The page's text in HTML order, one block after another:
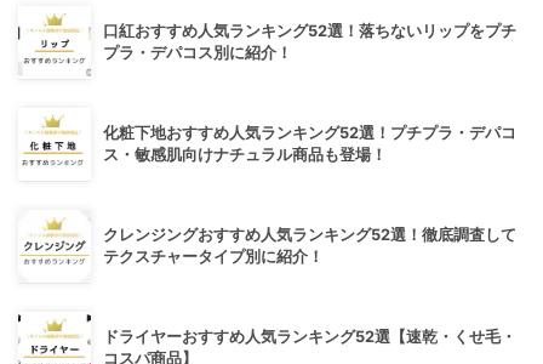
口紅おすすめ人気ランキング52選！落ちないリップをプチ
プラ・デパコス別に紹介！
化粧下地おすすめ人気ランキング52選！プチプラ・デパコ
ス・敏感肌向けナチュラル商品も登場！
クレンジングおすすめ人気ランキング52選！徹底調査して
テクスチャータイプ別に紹介！
ドライヤーおすすめ人気ランキング52選【速乾・くせ毛・
コスパ商品】